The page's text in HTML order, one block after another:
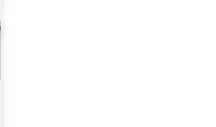
aos favoritos